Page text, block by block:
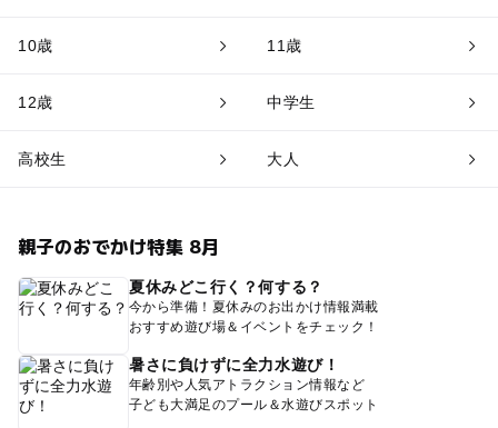
10歳 11歳
12歳 中学生
高校生 大人
親子のおでかけ特集 8月
夏休みどこ行く？何する？
今から準備！夏休みのお出かけ情報満載
おすすめ遊び場＆イベントをチェック！
暑さに負けずに全力水遊び！
年齢別や人気アトラクション情報など
子ども大満足のプール＆水遊びスポット